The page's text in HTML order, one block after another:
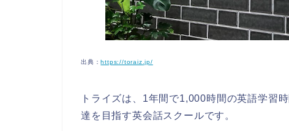
出典：https://toraiz.jp/
トライズは、1年間で1,000時間の英語学習
達を目指す英会話スクールです。